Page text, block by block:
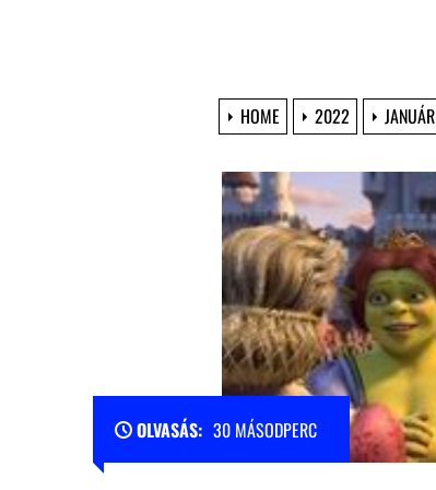
HOME 2022 JANUÁR
OLVASÁS: 30 MÁSODPERC